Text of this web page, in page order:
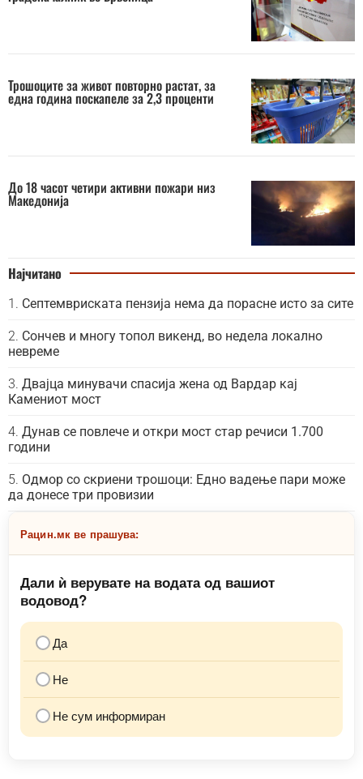
Трошоците за живот повторно растат, за
една година поскапеле за 2,3 проценти
До 18 часот четири активни пожари низ
Македонија
Најчитано
Септемвриската пензија нема да порасне исто за сите
Сончев и многу топол викенд, во недела локално
невреме
Двајца минувачи спасија жена од Вардар кај
Камениот мост
Дунав се повлече и откри мост стар речиси 1.700
години
Одмор со скриени трошоци: Едно вадење пари може
да донесе три провизии
Рацин.мк ве прашува:
Дали ѝ верувате на водата од вашиот
водовод?
Да
Не
Не сум информиран